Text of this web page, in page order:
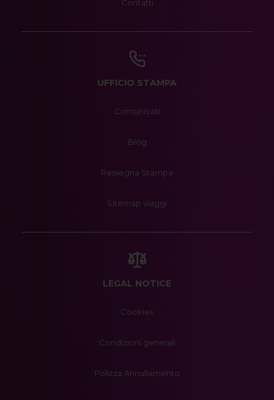
Contatti
UFFICIO STAMPA
Comunicati
Blog
Rassegna Stampa
Sitemap viaggi
LEGAL NOTICE
Cookies
Condizioni generali
Polizza Annullamento